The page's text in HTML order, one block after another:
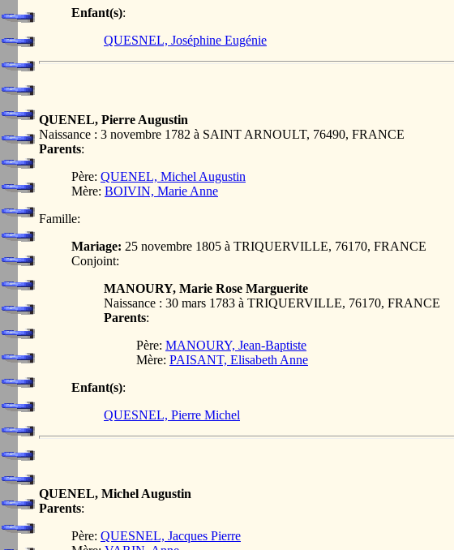
Enfant(s):
QUESNEL, Joséphine Eugénie
QUENEL, Pierre Augustin
Naissance : 3 novembre 1782 à SAINT ARNOULT, 76490, FRANCE
Parents:
Père: QUENEL, Michel Augustin
Mère: BOIVIN, Marie Anne
Famille:
Mariage: 25 novembre 1805 à TRIQUERVILLE, 76170, FRANCE
Conjoint:
MANOURY, Marie Rose Marguerite
Naissance : 30 mars 1783 à TRIQUERVILLE, 76170, FRANCE
Parents:
Père: MANOURY, Jean-Baptiste
Mère: PAISANT, Elisabeth Anne
Enfant(s):
QUESNEL, Pierre Michel
QUENEL, Michel Augustin
Parents:
Père: QUESNEL, Jacques Pierre